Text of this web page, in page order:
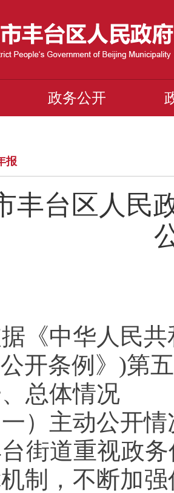
政务公开
报
丰台区人民
中华人民共
开条例》)第
体情况
主动公开情
道重视政务
制，不断加